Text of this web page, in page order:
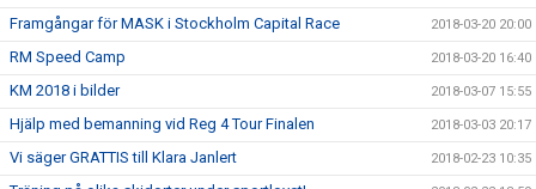
Framgångar för MASK i Stockholm Capital Race 2018-03-20 20:00
RM Speed Camp 2018-03-20 16:40
KM 2018 i bilder 2018-03-07 15:55
Hjälp med bemanning vid Reg 4 Tour Finalen 2018-03-03 20:17
Vi säger GRATTIS till Klara Janlert 2018-02-23 10:35